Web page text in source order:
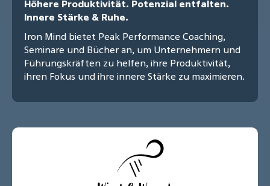
Höhere Produktivität. Potenzial entfalten.
Innere Stärke & Ruhe.
Iron Mind bietet Peak Performance Coaching,
Seminare und Bücher an, um Unternehmern und
Führungskräften zu helfen, ihre Produktivität,
ihren Fokus und ihre innere Stärke zu maximieren.